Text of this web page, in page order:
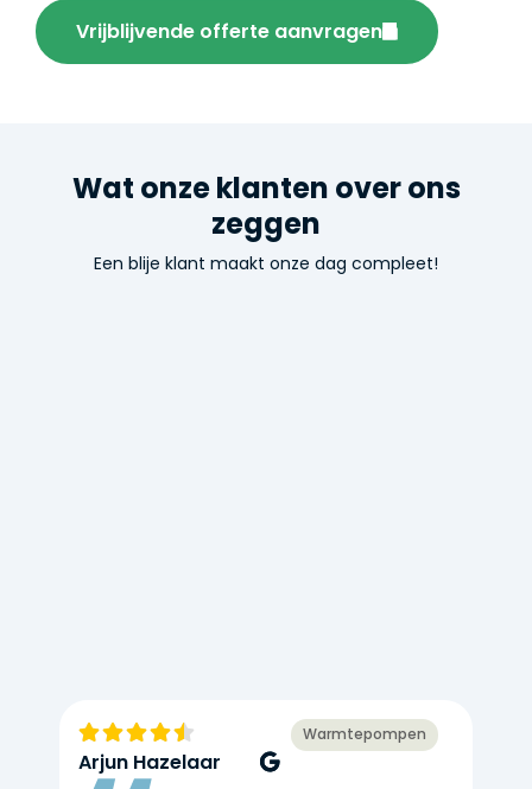
Vrijblijvende offerte aanvragen
Wat onze klanten over ons
zeggen
Een blije klant maakt onze dag compleet!
Arjun Hazelaar
Warmtepompen